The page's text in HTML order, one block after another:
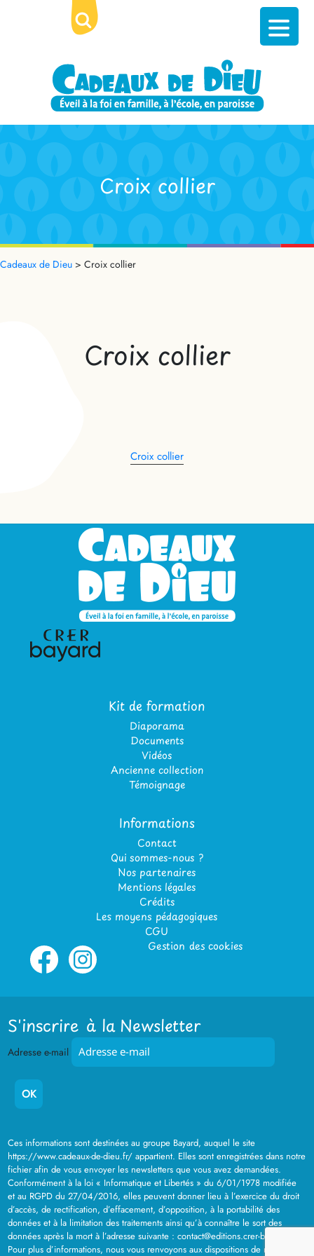
Croix collier
Cadeaux de Dieu > Croix collier
Croix collier
Croix collier
Kit de formation
Diaporama
Documents
Vidéos
Ancienne collection
Témoignage
Informations
Contact
Qui sommes-nous ?
Nos partenaires
Mentions légales
Crédits
Les moyens pédagogiques
CGU
Gestion des cookies
S'inscrire à la Newsletter
Adresse e-mail
Ces informations sont destinées au groupe Bayard, auquel le site
https://www.cadeaux-de-dieu.fr/ appartient. Elles sont enregistrées dans notre
fichier afin de vous envoyer les newsletters que vous avez demandées.
Conformément à la loi « Informatique et Libertés » du 6/01/1978 modifiée
et au RGPD du 27/04/2016, elles peuvent donner lieu à l’exercice du droit
d’accès, de rectification, d’effacement, d’opposition, à la portabilité des
données et à la limitation des traitements ainsi qu’à connaître le sort des
données après la mort à l’adresse suivante : contact@editions.crer-bayard.fr .
Pour plus d’informations, nous vous renvoyons aux dispositions de notre